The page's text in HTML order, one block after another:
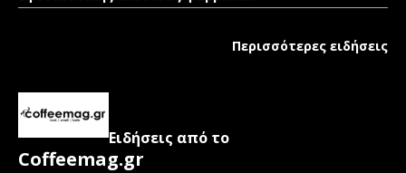
Περισσότερες ειδήσεις
Ειδήσεις από το
Coffeemag.gr